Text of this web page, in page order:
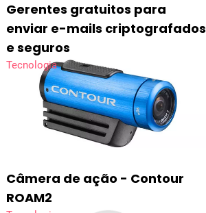
Gerentes gratuitos para
enviar e-mails criptografados
e seguros
Tecnologia
Câmera de ação - Contour
ROAM2